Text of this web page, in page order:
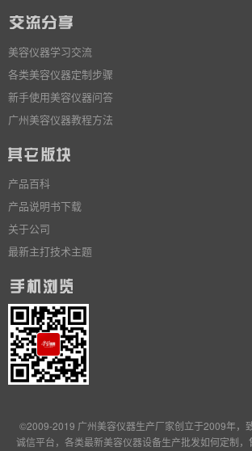
美容仪器学习交流
各类美容仪器定制步骤
新手使用美容仪器问答
广州美容仪器教程方法
产品百科
产品说明书下载
关于公司
最新主打技术主题
©2009-2019 广州美容仪器生产厂家创立于2009年，
诚信平台，各类最新美容仪器设备生产批发如何定制